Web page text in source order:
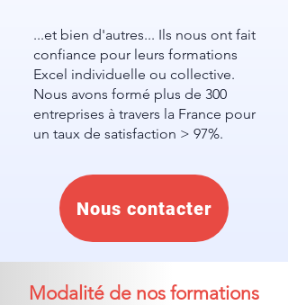
...et bien d'autres... Ils nous ont fait
confiance pour leurs formations
Excel individuelle ou collective.
Nous avons formé plus de 300
entreprises à travers la France pour
un taux de satisfaction > 97%.
Nous contacter
Modalité de nos formations